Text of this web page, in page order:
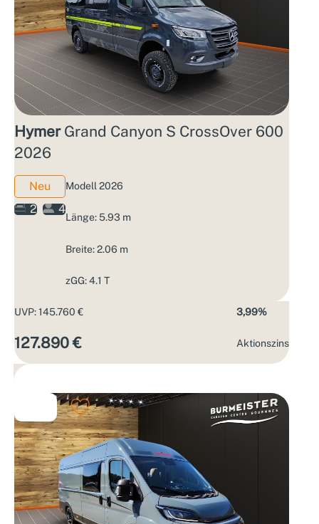
HymerGrand Canyon S CrossOver 600
2026
Neu
2
4
Modell 2026
Länge: 5.93 m
Breite: 2.06 m
zGG: 4.1 T
UVP: 145.760 €
127.890 €
3,99%
Aktions­zins